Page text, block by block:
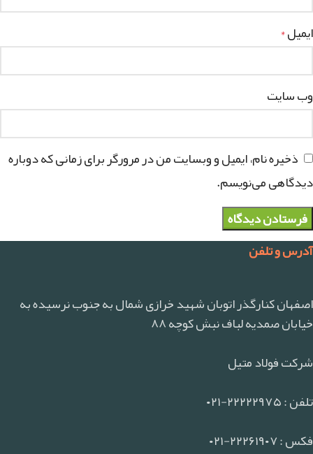
ایمیل*
وب‌ سایت
ذخیره نام، ایمیل و وبسایت من در مرورگر برای زمانی که دوباره
دیدگاهی می‌نویسم.
آدرس و تلفن
اصفهان کنارگذر اتوبان شهید خرازی شمال به جنوب نرسیده به
خیابان صمدیه لباف نبش کوچه ۸۸
شرکت فولاد متیل
تلفن : ۲۲۲۲۲۹۷۵-۰۲۱
فکس : ۲۲۲۶۱۹۰۷-۰۲۱